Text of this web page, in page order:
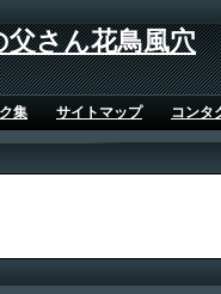
父さん花鳥風穴
集 サイトマップ コンタ